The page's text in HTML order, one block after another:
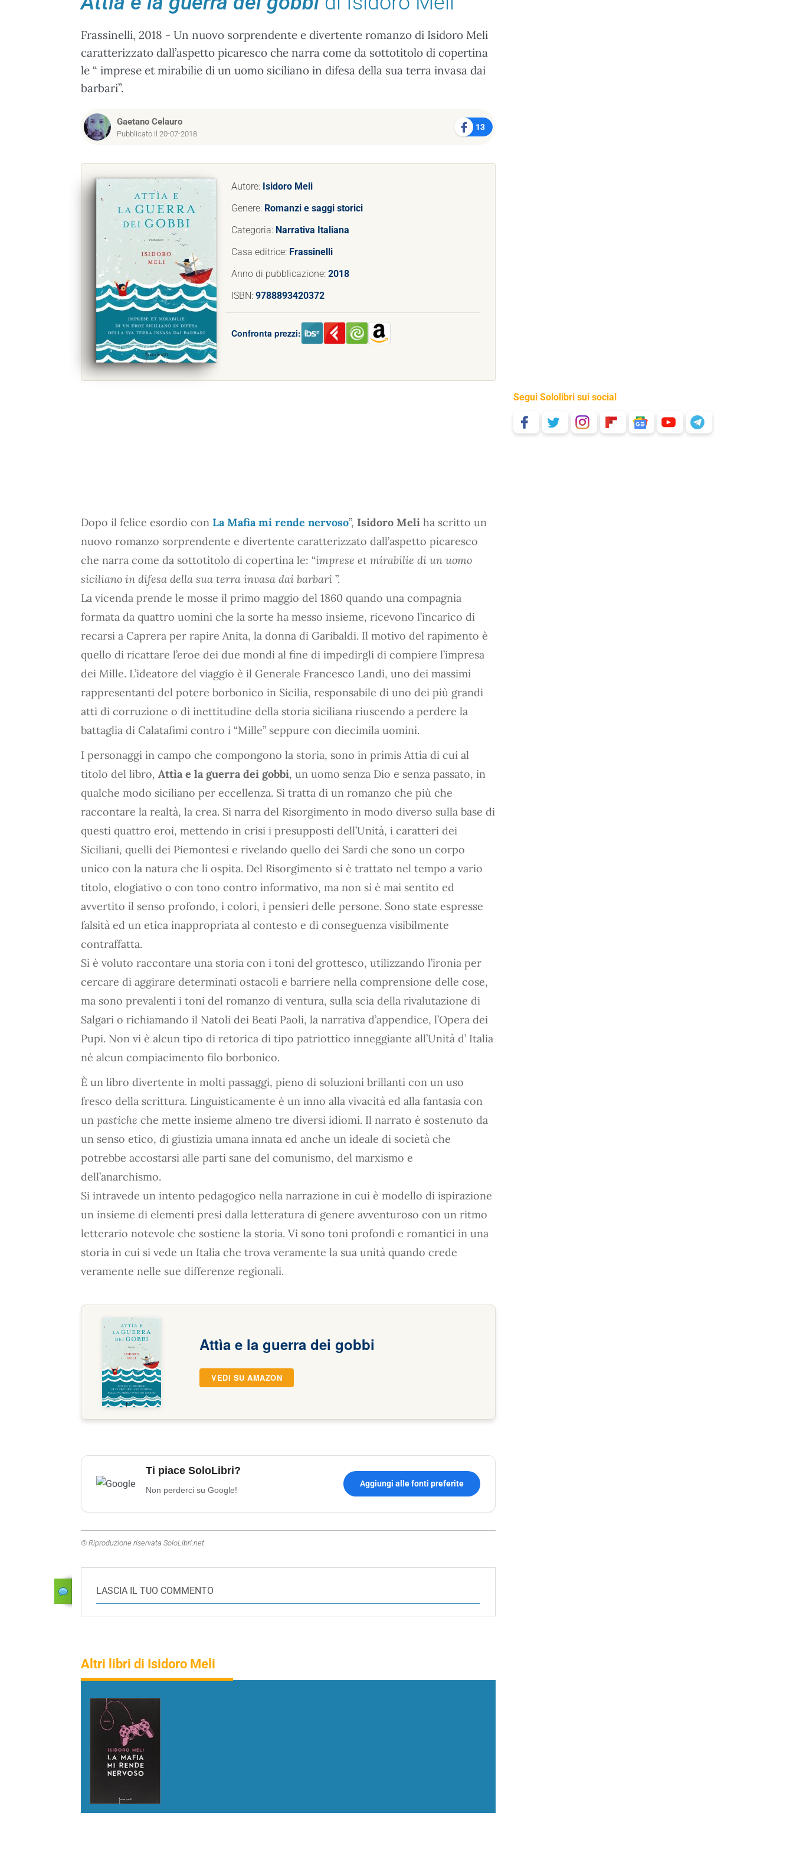
Frassinelli, 2018 - Un nuovo sorprendente e divertente romanzo di Isidoro Meli
caratterizzato dall’aspetto picaresco che narra come da sottotitolo di copertina
le “ imprese et mirabilie di un uomo siciliano in difesa della sua terra invasa dai
barbari”.
Gaetano Celauro
Pubblicato il 20-07-2018
13
Autore: Isidoro Meli
Genere: Romanzi e saggi storici
Categoria: Narrativa Italiana
Casa editrice: Frassinelli
Anno di pubblicazione: 2018
ISBN: 9788893420372
Confronta prezzi:
Dopo il felice esordio con La Mafia mi rende nervoso”, Isidoro Meli ha scritto un
nuovo romanzo sorprendente e divertente caratterizzato dall’aspetto picaresco
che narra come da sottotitolo di copertina le: “imprese et mirabilie di un uomo
siciliano in difesa della sua terra invasa dai barbari ”.
La vicenda prende le mosse il primo maggio del 1860 quando una compagnia
formata da quattro uomini che la sorte ha messo insieme, ricevono l’incarico di
recarsi a Caprera per rapire Anita, la donna di Garibaldi. Il motivo del rapimento è
quello di ricattare l’eroe dei due mondi al fine di impedirgli di compiere l’impresa
dei Mille. L’ideatore del viaggio è il Generale Francesco Landi, uno dei massimi
rappresentanti del potere borbonico in Sicilia, responsabile di uno dei più grandi
atti di corruzione o di inettitudine della storia siciliana riuscendo a perdere la
battaglia di Calatafimi contro i “Mille” seppure con diecimila uomini.
I personaggi in campo che compongono la storia, sono in primis Attìa di cui al
titolo del libro, Attìa e la guerra dei gobbi, un uomo senza Dio e senza passato, in
qualche modo siciliano per eccellenza. Si tratta di un romanzo che più che
raccontare la realtà, la crea. Si narra del Risorgimento in modo diverso sulla base di
questi quattro eroi, mettendo in crisi i presupposti dell’Unità, i caratteri dei
Siciliani, quelli dei Piemontesi e rivelando quello dei Sardi che sono un corpo
unico con la natura che li ospita. Del Risorgimento si è trattato nel tempo a vario
titolo, elogiativo o con tono contro informativo, ma non si è mai sentito ed
avvertito il senso profondo, i colori, i pensieri delle persone. Sono state espresse
falsità ed un etica inappropriata al contesto e di conseguenza visibilmente
contraffatta.
Si è voluto raccontare una storia con i toni del grottesco, utilizzando l’ironia per
cercare di aggirare determinati ostacoli e barriere nella comprensione delle cose,
ma sono prevalenti i toni del romanzo di ventura, sulla scia della rivalutazione di
Salgari o richiamando il Natoli dei Beati Paoli, la narrativa d’appendice, l’Opera dei
Pupi. Non vi è alcun tipo di retorica di tipo patriottico inneggiante all’Unità d’ Italia
né alcun compiacimento filo borbonico.
È un libro divertente in molti passaggi, pieno di soluzioni brillanti con un uso
fresco della scrittura. Linguisticamente è un inno alla vivacità ed alla fantasia con
un pastiche che mette insieme almeno tre diversi idiomi. Il narrato è sostenuto da
un senso etico, di giustizia umana innata ed anche un ideale di società che
potrebbe accostarsi alle parti sane del comunismo, del marxismo e
dell’anarchismo.
Si intravede un intento pedagogico nella narrazione in cui è modello di ispirazione
un insieme di elementi presi dalla letteratura di genere avventuroso con un ritmo
letterario notevole che sostiene la storia. Vi sono toni profondi e romantici in una
storia in cui si vede un Italia che trova veramente la sua unità quando crede
veramente nelle sue differenze regionali.
Attìa e la guerra dei gobbi
VEDI SU AMAZON
Ti piace SoloLibri?
Non perderci su Google!
Aggiungi alle fonti preferite
© Riproduzione riservata SoloLibri.net
LASCIA IL TUO COMMENTO
Altri libri di Isidoro Meli
Segui Sololibri sui social